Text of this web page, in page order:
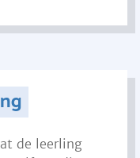
de leerling